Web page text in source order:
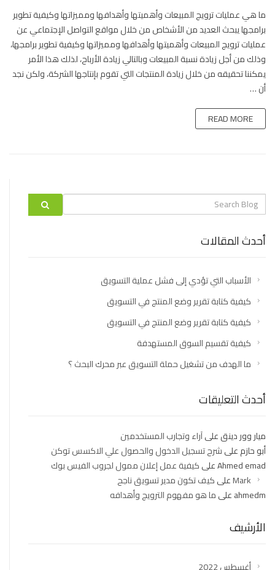
هي
عمليات
ترويج
المبيعات
وأهميتها
وأهدافها
ما هي عمليات ترويج المبيعات وأهميتها وأهدافها ومميزاتها وكيفية تطوير
برامجها يبحث العديد من الأشخاص من خلال مواقع التواصل الإجتماعي عن
عمليات ترويج المبيعات وأهميتها وأهدافها ومميزاتها وكيفية تطوير برامجها،
وذلك من أجل زيادة نسبة المبيعات وبالتالي زيادة الأرباح، لذلك هذا الأمر
يمكننا تحقيقه من خلال زيادة المنتجات التي تقوم بإنتاجها الشركة، ولكن نجد
أن …
READ MORE
Search
label
أحدث المقالات
الأسباب التي تؤدي إلى فشل عملية التسويق
كيفية كتابة تقرير وضع المنتج في التسويق
كيفية كتابة تقرير وضع المنتج في التسويق
كيفية تقسيم السوق المستهدفة
ما الهدف من تشغيل حملة التسويق عبر محرك البحث ؟
أحدث التعليقات
ميار وور دينقعلىآراء وتجارب المستخدمين
أبو حازمعلىشرح تسجيل الدخول والحصول علي الاكسس توكن
Ahmed emadعلىكيفية عمل إعلان ممول لجروب الفيس بوك
Markعلىكيف تكون مدير تسويق ناجح
ahmedmعلىما هو مفهوم الترويج وأهدافه
الأرشيف